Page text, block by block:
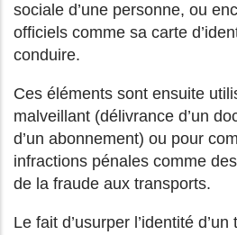
sociale d’une personne, ou
officiels comme sa carte
conduire.
Ces éléments sont ensuite
malveillant (délivrance d’un
d’un abonnement) ou pour
infractions pénales comme
de la fraude aux transports.
Le fait d’usurper l’identité